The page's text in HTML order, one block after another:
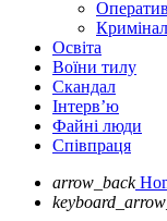
Кримінал
Освіта
Воїни тилу
Скандал
Інтерв’ю
Файні люди
Співпраця
arrow_back